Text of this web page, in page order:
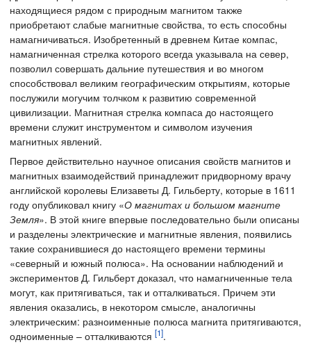
находящиеся рядом с природным магнитом также
приобретают слабые магнитные свойства, то есть способны
намагничиваться. Изобретенный в древнем Китае компас,
намагниченная стрелка которого всегда указывала на север,
позволил совершать дальние путешествия и во многом
способствовал великим географическим открытиям, которые
послужили могучим толчком к развитию современной
цивилизации. Магнитная стрелка компаса до настоящего
времени служит инструментом и символом изучения
магнитных явлений.
Первое действительно научное описания свойств магнитов и
магнитных взаимодействий принадлежит придворному врачу
английской королевы Елизаветы Д. Гильберту, которые в 1611
году опубликовал книгу «О магнитах и большом магните
Земля». В этой книге впервые последовательно были описаны
и разделены электрические и магнитные явления, появились
такие сохранившиеся до настоящего времени термины
«северный и южный полюса». На основании наблюдений и
экспериментов Д. Гильберт доказал, что намагниченные тела
могут, как притягиваться, так и отталкиваться. Причем эти
явления оказались, в некотором смысле, аналогичны
электрическим: разноименные полюса магнита притягиваются,
одноименные – отталкиваются [1].